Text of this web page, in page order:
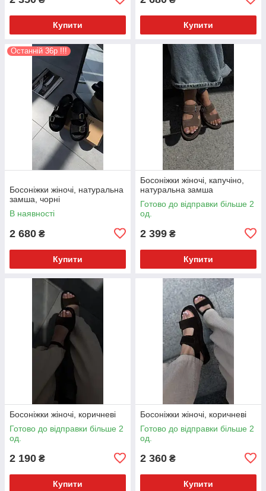
Купити Купити
Останній 36р !!!
Босоніжки жіночі, натуральна
замша, чорні
В наявності
2 680 ₴
Купити
Босоніжки жіночі, капучіно,
натуральна замша
Готово до відправки більше 2
од.
2 399 ₴
Купити
Босоніжки жіночі, коричневі
Готово до відправки більше 2
од.
2 190 ₴
Купити
Босоніжки жіночі, коричневі
Готово до відправки більше 2
од.
2 360 ₴
Купити